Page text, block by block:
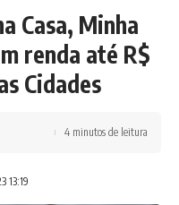
Casa, Minha
renda até R$
Cidades
13:19
4 minutos de leitura